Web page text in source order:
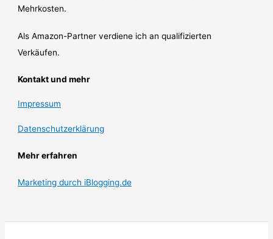
Mehrkosten.
Als Amazon-Partner verdiene ich an qualifizierten
Verkäufen.
Kontakt und mehr
Impressum
Datenschutzerklärung
Mehr erfahren
Marketing durch iBlogging.de